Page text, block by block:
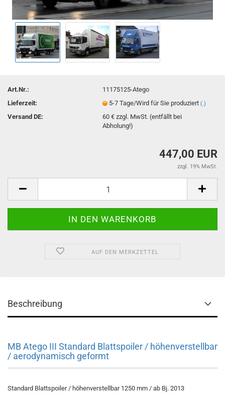
Art.Nr.:
11175125-Atego
Lieferzeit:
5-7 Tage/Wird für Sie produziert(.)
Versand DE:
60 € zzgl. MwSt. (entfällt bei
Abholung!)
447,00 EUR
zzgl. 19% MwSt.
AUF DEN MERKZETTEL
Beschreibung
MB Atego III Standard Blattspoiler / höhenverstellbar
/ aerodynamisch geformt
Standard Blattspoiler / höhenverstellbar 1250 mm / ab Bj. 2013